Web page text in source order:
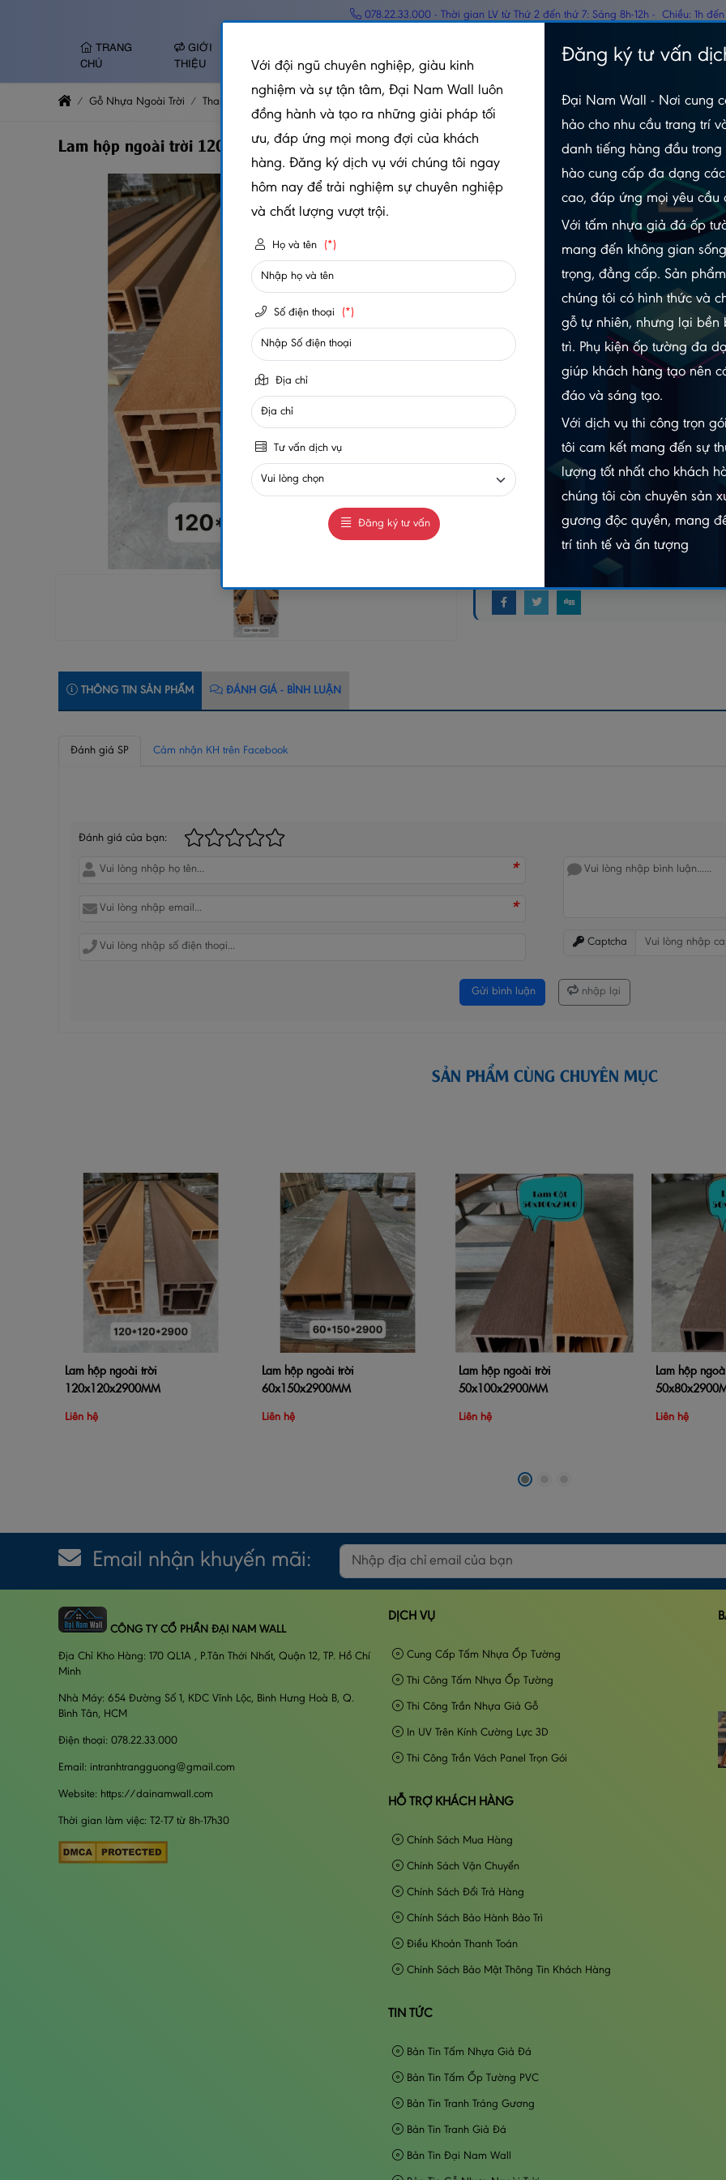
078.22.33.000 - Thời gian LV từ Thứ 2 đến thứ 7: Sáng 8h-12h - Chiều: 1h
TRANG
CHỦ
GIỚI
THIỆU
TƯỜNG
NHIỆT
Gỗ Nhựa Ngoài Trời Thanh Lam Gỗ Nhựa Ngoài Trời Lam hộp ngoài trời 120x120x2900MM
Lam hộp ngoài trời 120x120x2900MM
LAM HỘP NGOÀI TRỜI
120X120X2900MM
5.0/5 (1 đánh giá) | 0 đã bán
Xem thêm thuộc tính sản phẩm
Còn hàng
Số lần xem: 576
Chat Zalo Gọi
GIAO HÀNG COD TOÀN QUỐC
THÔNG TIN SẢN PHẨM ĐÁNH GIÁ - BÌNH LUẬN
Đánh giá SP Cảm nhận KH trên Facebook
Đánh giá của bạn:
*
*
Captcha
Gửi bình luận nhập lại
SẢN PHẨM CÙNG CHUYÊN MỤC
Thêm vào giỏ hàng
Lam hộp ngoài trời
120x120x2900MM
Liên hệ
Thêm vào giỏ hàng
Lam hộp ngoài trời
60x150x2900MM
Liên hệ
Thêm vào giỏ hàng
Lam hộp ngoài trời
50x100x2900MM
Liên hệ
Thêm vào giỏ
Lam hộp
Liên hệ
Email nhận khuyến mãi:
CÔNG TY CỔ PHẦN ĐẠI NAM WALL
Địa Chỉ Kho Hàng: 170 QL1A , P.Tân Thới Nhất, Quận 12, TP. Hồ Chí
Minh
Nhà Máy: 654 Đường Số 1, KDC Vĩnh Lộc, Bình Hưng Hoà B, Q.
Bình Tân, HCM
Điện thoại: 078.22.33.000
Email: intranhtrangguong@gmail.com
Website: https://dainamwall.com
Thời gian làm việc: T2-T7 từ 8h-17h30
DỊCH VỤ
Cung Cấp Tấm Nhựa Ốp Tường
Thi Công Tấm Nhựa Ốp Tường
Thi Công Trần Nhựa Giả Gỗ
In UV Trên Kính Cường Lực 3D
Thi Công Trần Vách Panel Trọn Gói
HỖ TRỢ KHÁCH HÀNG
Chính Sách Mua Hàng
Chính Sách Vận Chuyển
Chính Sách Đổi Trả Hàng
Chính Sách Bảo Hành Bảo Trì
Điều Khoản Thanh Toán
Chính Sách Bảo Mật Thông Tin Khách Hàng
TIN TỨC
Bản Tin Tấm Nhựa Giả Đá
Bản Tin Tấm Ốp Tường PVC
Bản Tin Tranh Tráng Gương
Bản Tin Tranh Giả Đá
Bản Tin Đại Nam Wall
Đăng ký tư vấn
Đại Nam Wall - Nơi cung
hảo cho nhu cầu trang trí
danh tiếng hàng đầu
hào cung cấp đa dạng
cao, đáp ứng mọi yêu cầu
Với tấm nhựa giả đá ốp
mang đến không gian
trọng, đẳng cấp. Sản
chúng tôi có hình thức và
gỗ tự nhiên, nhưng lại bền
trì. Phụ kiện ốp tường đa
giúp khách hàng tạo nên
đáo và sáng tạo.
Với dịch vụ thi công trọn
tôi cam kết mang đến sự
lượng tốt nhất cho khách
chúng tôi còn chuyên sản
gương độc quyền, mang
trí tinh tế và ấn tượng
Với đội ngũ chuyên nghiệp, giàu kinh
nghiệm và sự tận tâm, Đại Nam Wall luôn
đồng hành và tạo ra những giải pháp tối
ưu, đáp ứng mọi mong đợi của khách
hàng. Đăng ký dịch vụ với chúng tôi ngay
hôm nay để trải nghiệm sự chuyên nghiệp
và chất lượng vượt trội.
Họ và tên (*)
Số điện thoại (*)
Địa chỉ
Tư vấn dịch vụ
Đăng ký tư vấn